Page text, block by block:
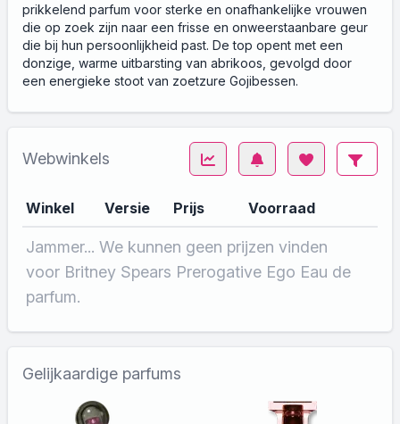
prikkelend parfum voor sterke en onafhankelijke vrouwen
die op zoek zijn naar een frisse en onweerstaanbare geur
die bij hun persoonlijkheid past. De top opent met een
donzige, warme uitbarsting van abrikoos, gevolgd door
een energieke stoot van zoetzure Gojibessen.
Webwinkels
Winkel Versie Prijs Voorraad
Jammer... We kunnen geen prijzen vinden
voor Britney Spears Prerogative Ego Eau de
parfum.
Gelijkaardige parfums